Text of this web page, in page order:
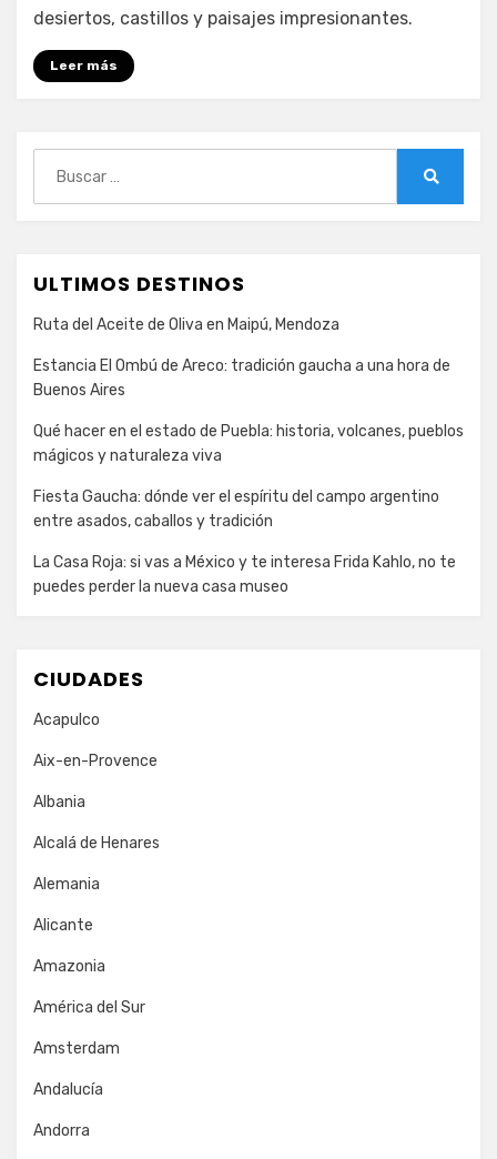
desiertos, castillos y paisajes impresionantes.
Leer más
ULTIMOS DESTINOS
Ruta del Aceite de Oliva en Maipú, Mendoza
Estancia El Ombú de Areco: tradición gaucha a una hora de
Buenos Aires
Qué hacer en el estado de Puebla: historia, volcanes, pueblos
mágicos y naturaleza viva
Fiesta Gaucha: dónde ver el espíritu del campo argentino
entre asados, caballos y tradición
La Casa Roja: si vas a México y te interesa Frida Kahlo, no te
puedes perder la nueva casa museo
CIUDADES
Acapulco
Aix-en-Provence
Albania
Alcalá de Henares
Alemania
Alicante
Amazonia
América del Sur
Amsterdam
Andalucía
Andorra